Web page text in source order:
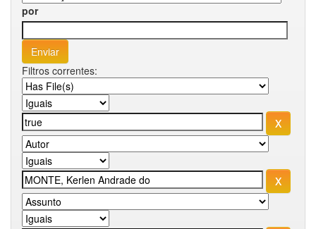
por
Filtros correntes: